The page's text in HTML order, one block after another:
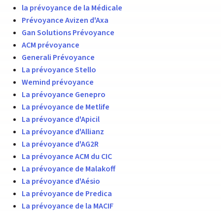
la prévoyance de la Médicale
Prévoyance Avizen d'Axa
Gan Solutions Prévoyance
ACM prévoyance
Generali Prévoyance
La prévoyance Stello
Wemind prévoyance
La prévoyance Genepro
La prévoyance de Metlife
La prévoyance d'Apicil
La prévoyance d'Allianz
La prévoyance d'AG2R
La prévoyance ACM du CIC
La prévoyance de Malakoff
La prévoyance d'Aésio
La prévoyance de Predica
La prévoyance de la MACIF